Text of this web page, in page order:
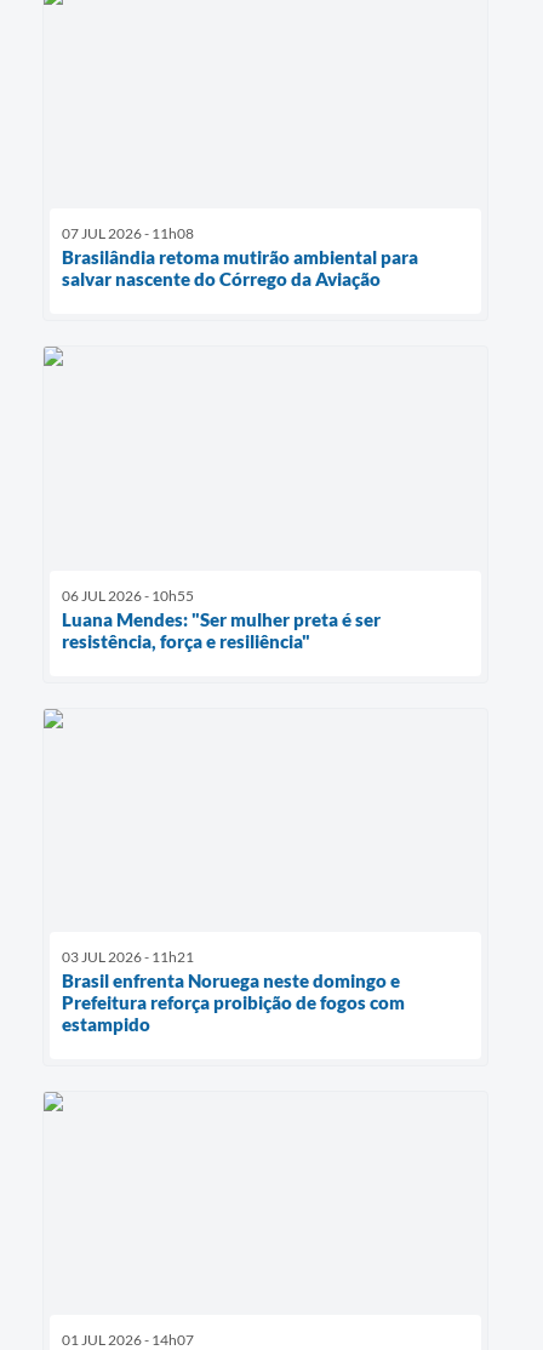
07 JUL 2026 - 11h08
Brasilândia retoma mutirão ambiental para
salvar nascente do Córrego da Aviação
06 JUL 2026 - 10h55
Luana Mendes: "Ser mulher preta é ser
resistência, força e resiliência"
03 JUL 2026 - 11h21
Brasil enfrenta Noruega neste domingo e
Prefeitura reforça proibição de fogos com
estampido
01 JUL 2026 - 14h07